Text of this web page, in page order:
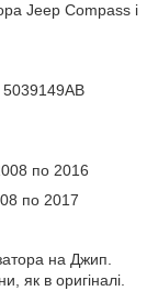
Jeep Compass і
5039149AB
по 2016
по 2017
на Джип.
як в оригіналі.